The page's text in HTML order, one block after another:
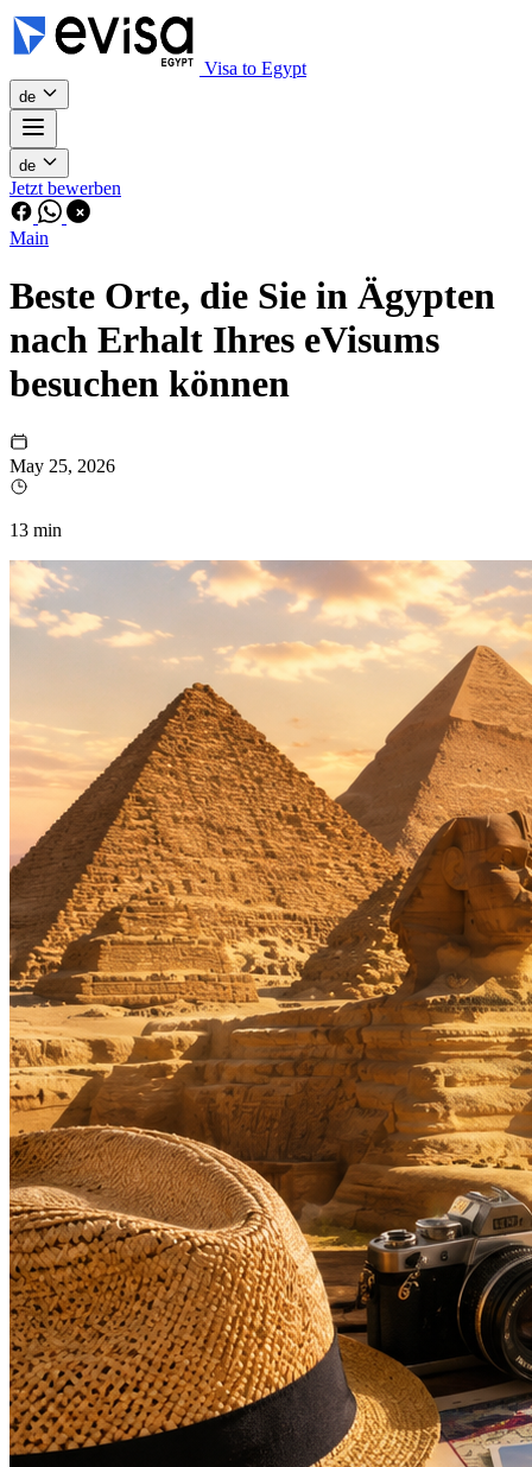
Visa to Egypt
de
de
Jetzt bewerben
Main
Beste Orte, die Sie in Ägypten
nach Erhalt Ihres eVisums
besuchen können
May 25, 2026
13 min